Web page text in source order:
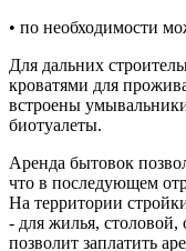
• по необходимости
Для дальних
кроватями для
встроены
биотуалеты.
Аренда бытовок
что в последующем
На территории
- для жилья,
позволит заплатить